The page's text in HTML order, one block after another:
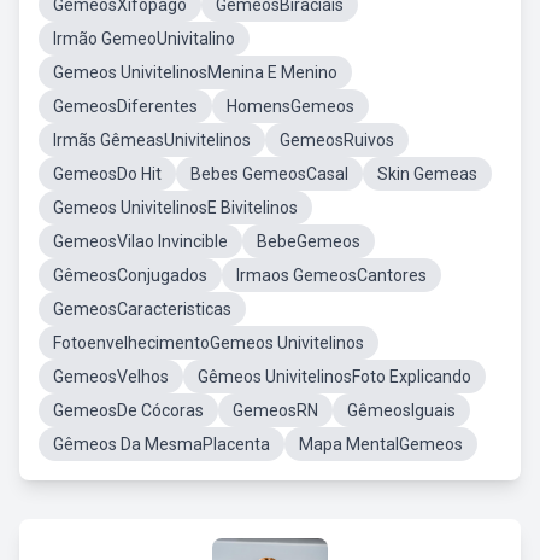
GemeosXifopago
GemeosBiraciais
Irmão GemeoUnivitalino
Gemeos UnivitelinosMenina E Menino
GemeosDiferentes
HomensGemeos
Irmãs GêmeasUnivitelinos
GemeosRuivos
GemeosDo Hit
Bebes GemeosCasal
Skin Gemeas
Gemeos UnivitelinosE Bivitelinos
GemeosVilao Invincible
BebeGemeos
GêmeosConjugados
Irmaos GemeosCantores
GemeosCaracteristicas
FotoenvelhecimentoGemeos Univitelinos
GemeosVelhos
Gêmeos UnivitelinosFoto Explicando
GemeosDe Cócoras
GemeosRN
GêmeosIguais
Gêmeos Da MesmaPlacenta
Mapa MentalGemeos